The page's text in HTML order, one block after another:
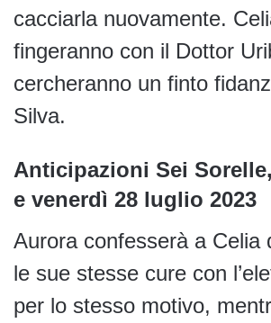
cacciarla nuovamente.
fingeranno con il Dottor
cercheranno un finto
Silva.
Anticipazioni Sei
e venerdì 28 luglio 2023
Aurora confesserà a Celia
le sue stesse cure con
per lo stesso motivo,